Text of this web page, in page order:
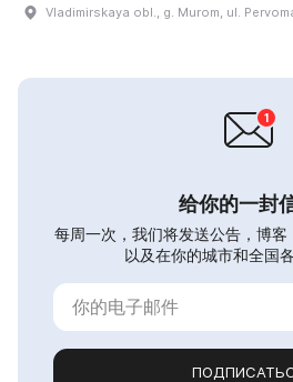
Vladimirskaya obl., g. Murom, ul.
给你的一封
每周一次，我们将发送公告，博客
以及在你的城市和全国